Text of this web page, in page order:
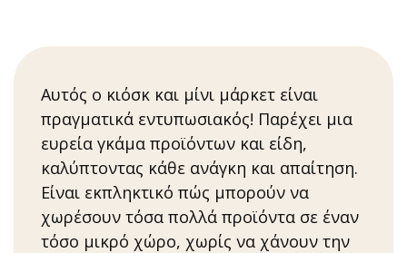
Αυτός ο κιόσκ και μίνι μάρκετ είναι
πραγματικά εντυπωσιακός! Παρέχει μια
ευρεία γκάμα προϊόντων και είδη,
καλύπτοντας κάθε ανάγκη και απαίτηση.
Είναι εκπληκτικό πώς μπορούν να
χωρέσουν τόσα πολλά προϊόντα σε έναν
τόσο μικρό χώρο, χωρίς να χάνουν την